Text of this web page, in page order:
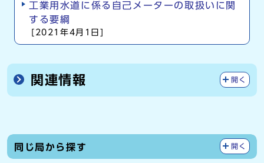
工業用水道に係る自己メーターの取扱いに関
する要綱
[2021年4月1日]
関連情報 開く
同じ局から探す 開く